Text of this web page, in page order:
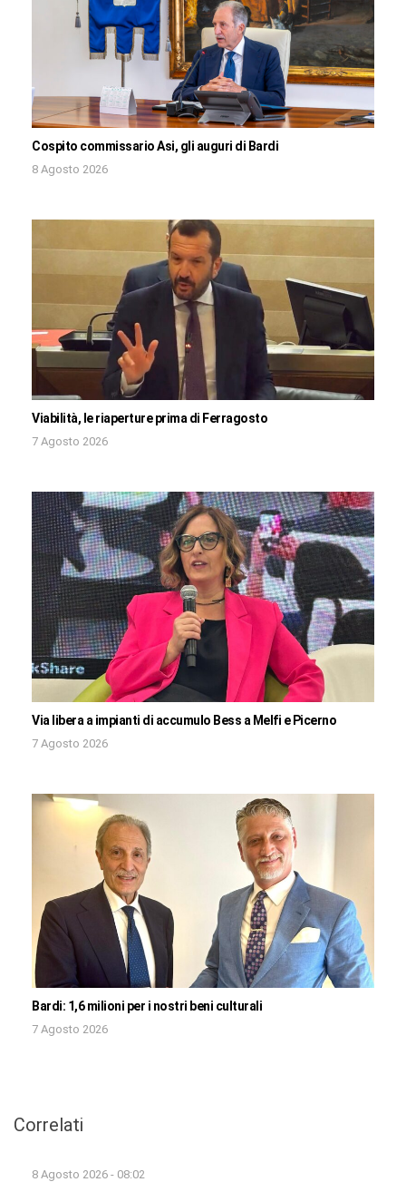
Cospito commissario Asi, gli auguri di Bardi
8 Agosto 2026
Viabilità, le riaperture prima di Ferragosto
7 Agosto 2026
Via libera a impianti di accumulo Bess a Melfi e Picerno
7 Agosto 2026
Bardi: 1,6 milioni per i nostri beni culturali
7 Agosto 2026
Correlati
8 Agosto 2026 - 08:02